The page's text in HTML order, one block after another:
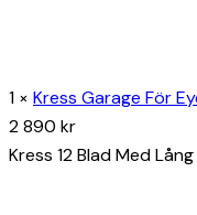
1 × Kress Garage För
2 890 kr
Kress 12 Blad Med